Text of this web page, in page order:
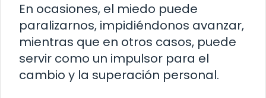
En ocasiones, el miedo puede
paralizarnos, impidiéndonos avanzar,
mientras que en otros casos, puede
servir como un impulsor para el
cambio y la superación personal.